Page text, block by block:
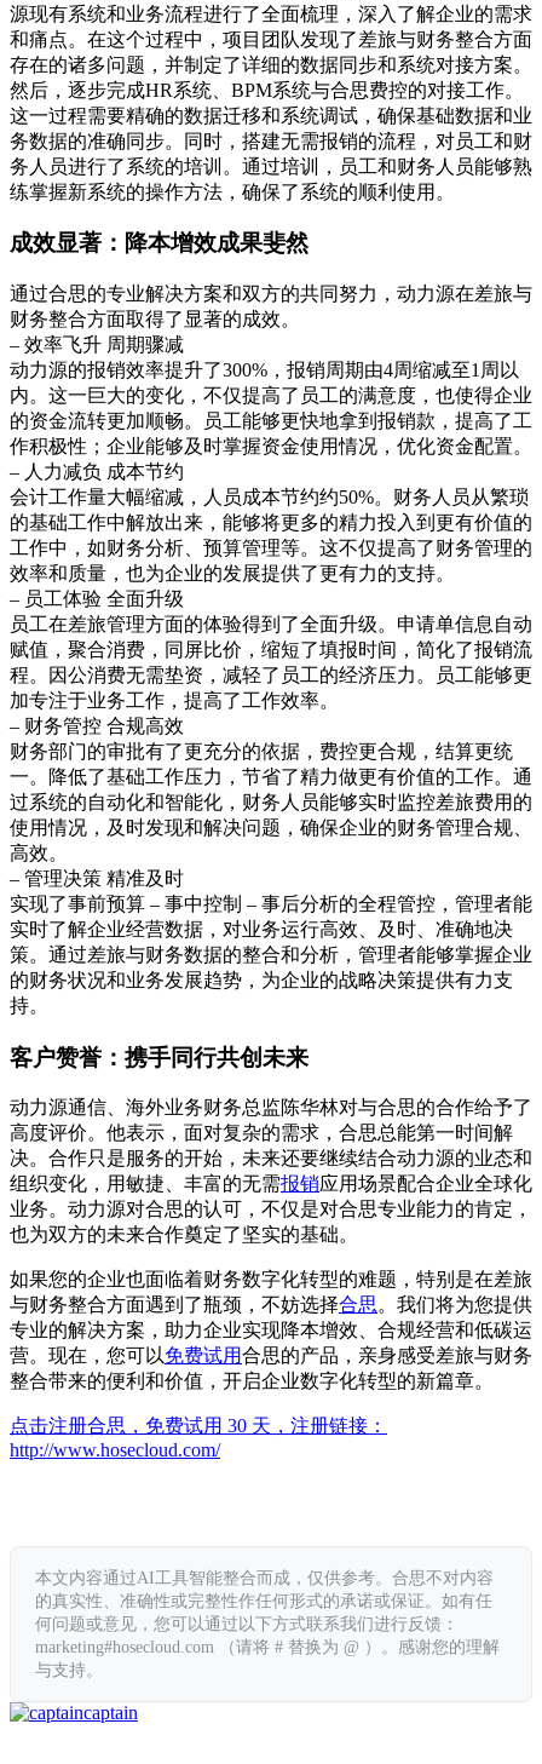
源现有系统和业务流程进行了全面梳理，深入了解企业的需求
和痛点。在这个过程中，项目团队发现了差旅与财务整合方面
存在的诸多问题，并制定了详细的数据同步和系统对接方案。
然后，逐步完成HR系统、BPM系统与合思费控的对接工作。
这一过程需要精确的数据迁移和系统调试，确保基础数据和业
务数据的准确同步。同时，搭建无需报销的流程，对员工和财
务人员进行了系统的培训。通过培训，员工和财务人员能够熟
练掌握新系统的操作方法，确保了系统的顺利使用。
成效显著：降本增效成果斐然
通过合思的专业解决方案和双方的共同努力，动力源在差旅与
财务整合方面取得了显著的成效。
– 效率飞升 周期骤减
动力源的报销效率提升了300%，报销周期由4周缩减至1周以
内。这一巨大的变化，不仅提高了员工的满意度，也使得企业
的资金流转更加顺畅。员工能够更快地拿到报销款，提高了工
作积极性；企业能够及时掌握资金使用情况，优化资金配置。
– 人力减负 成本节约
会计工作量大幅缩减，人员成本节约约50%。财务人员从繁琐
的基础工作中解放出来，能够将更多的精力投入到更有价值的
工作中，如财务分析、预算管理等。这不仅提高了财务管理的
效率和质量，也为企业的发展提供了更有力的支持。
– 员工体验 全面升级
员工在差旅管理方面的体验得到了全面升级。申请单信息自动
赋值，聚合消费，同屏比价，缩短了填报时间，简化了报销流
程。因公消费无需垫资，减轻了员工的经济压力。员工能够更
加专注于业务工作，提高了工作效率。
– 财务管控 合规高效
财务部门的审批有了更充分的依据，费控更合规，结算更统
一。降低了基础工作压力，节省了精力做更有价值的工作。通
过系统的自动化和智能化，财务人员能够实时监控差旅费用的
使用情况，及时发现和解决问题，确保企业的财务管理合规、
高效。
– 管理决策 精准及时
实现了事前预算 – 事中控制 – 事后分析的全程管控，管理者能
实时了解企业经营数据，对业务运行高效、及时、准确地决
策。通过差旅与财务数据的整合和分析，管理者能够掌握企业
的财务状况和业务发展趋势，为企业的战略决策提供有力支
持。
客户赞誉：携手同行共创未来
动力源通信、海外业务财务总监陈华林对与合思的合作给予了
高度评价。他表示，面对复杂的需求，合思总能第一时间解
决。合作只是服务的开始，未来还要继续结合动力源的业态和
组织变化，用敏捷、丰富的无需报销应用场景配合企业全球化
业务。动力源对合思的认可，不仅是对合思专业能力的肯定，
也为双方的未来合作奠定了坚实的基础。
如果您的企业也面临着财务数字化转型的难题，特别是在差旅
与财务整合方面遇到了瓶颈，不妨选择合思。我们将为您提供
专业的解决方案，助力企业实现降本增效、合规经营和低碳运
营。现在，您可以免费试用合思的产品，亲身感受差旅与财务
整合带来的便利和价值，开启企业数字化转型的新篇章。
点击注册合思，免费试用 30 天，注册链接：
http://www.hosecloud.com/
本文内容通过AI工具智能整合而成，仅供参考。合思不对内容
的真实性、准确性或完整性作任何形式的承诺或保证。如有任
何问题或意见，您可以通过以下方式联系我们进行反馈：
marketing#hosecloud.com （请将 # 替换为 @ ）。感谢您的理解
与支持。
captain